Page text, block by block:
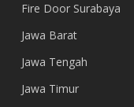
Fire Door Surabaya
Jawa Barat
Jawa Tengah
Jawa Timur